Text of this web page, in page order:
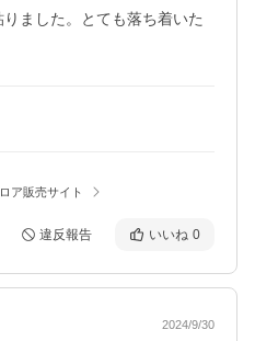
ました。とても落ち着いた
ア販売サイト
違反報告 いいね 0
2024/9/30